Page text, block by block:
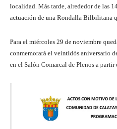
localidad. Más tarde, alrededor de las
actuación de una Rondalla Bilbilitana
Para el miércoles 29 de noviembre
conmemorará el veintidós aniversario
en el Salón Comarcal de Plenos a partir